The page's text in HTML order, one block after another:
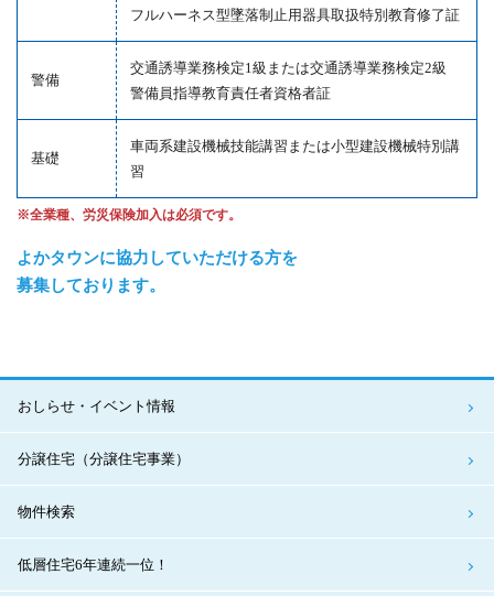
フルハーネス型墜落制止用器具取扱特別教育修了証
警備
交通誘導業務検定1級または交通誘導業務検定2級
警備員指導教育責任者資格者証
基礎
車両系建設機械技能講習または小型建設機械特別講
習
※全業種、労災保険加入は必須です。
よかタウンに協力していただける方を
募集しております。
おしらせ・イベント情報
分譲住宅（分譲住宅事業）
物件検索
低層住宅6年連続一位！